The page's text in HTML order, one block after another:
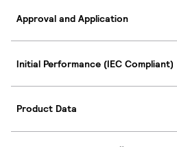
Approval and Application
Initial Performance (IEC Compliant)
Product Data